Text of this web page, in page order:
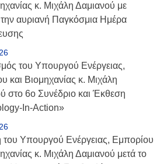
κ. Μιχάλη Δαμιανού με
αυριανή Παγκόσμια Ημέρα
του Υπουργού Ενέργειας,
και Βιομηχανίας κ. Μιχάλη
στο 6ο Συνέδριο και Έκθεση
Ιn-Action»
Υπουργού Ενέργειας, Εμπορίου
κ. Μιχάλη Δαμιανού μετά το